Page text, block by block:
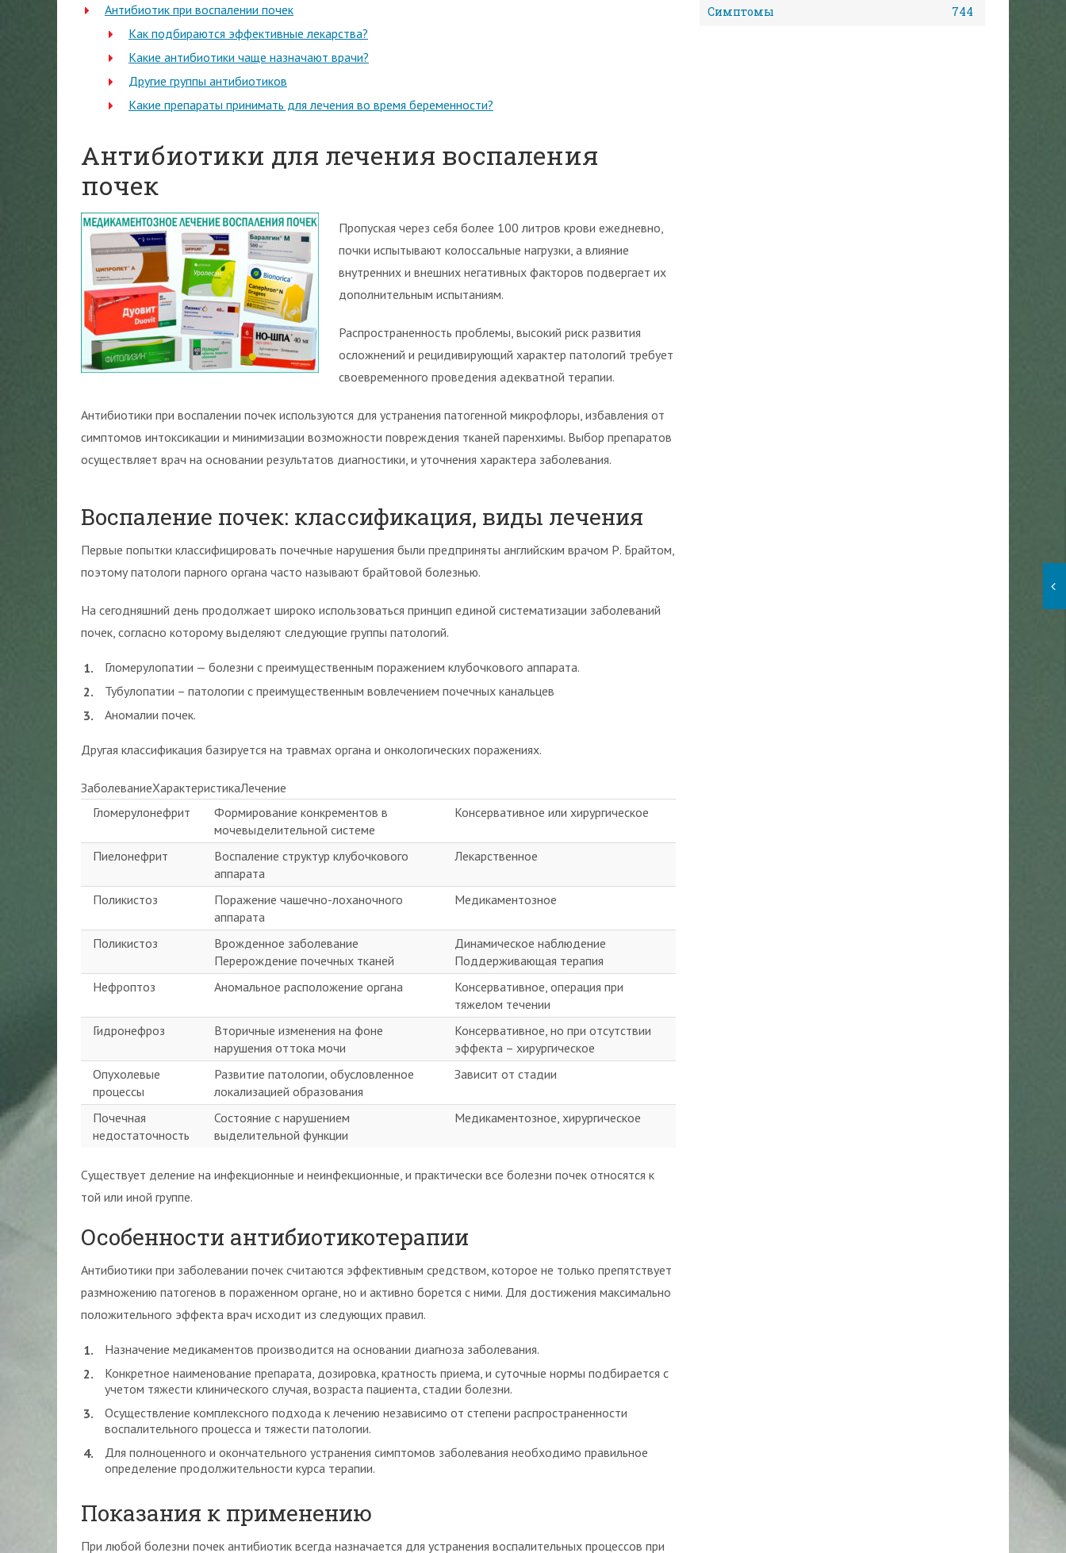
Антибиотик при воспалении почек
Как подбираются эффективные лекарства?
Какие антибиотики чаще назначают врачи?
Другие группы антибиотиков
Какие препараты принимать для лечения во время беременности?
Антибиотики для лечения воспаления
почек
Пропуская через себя более 100 литров крови ежедневно,
почки испытывают колоссальные нагрузки, а влияние
внутренних и внешних негативных факторов подвергает их
дополнительным испытаниям.
Распространенность проблемы, высокий риск развития
осложнений и рецидивирующий характер патологий требует
своевременного проведения адекватной терапии.
Антибиотики при воспалении почек используются для устранения патогенной микрофлоры, избавления от
симптомов интоксикации и минимизации возможности повреждения тканей паренхимы. Выбор препаратов
осуществляет врач на основании результатов диагностики, и уточнения характера заболевания.
Воспаление почек: классификация, виды лечения
Первые попытки классифицировать почечные нарушения были предприняты английским врачом Р. Брайтом,
поэтому патологи парного органа часто называют брайтовой болезнью.
На сегодняшний день продолжает широко использоваться принцип единой систематизации заболеваний
почек, согласно которому выделяют следующие группы патологий.
Гломерулопатии — болезни с преимущественным поражением клубочкового аппарата.
Тубулопатии – патологии с преимущественным вовлечением почечных канальцев
Аномалии почек.
Другая классификация базируется на травмах органа и онкологических поражениях.
ЗаболеваниеХарактеристикаЛечение
Гломерулонефрит
Формирование конкрементов в
мочевыделительной системе
Консервативное или хирургическое
Пиелонефрит
Воспаление структур клубочкового
аппарата
Лекарственное
Поликистоз
Поражение чашечно-лоханочного
аппарата
Медикаментозное
Поликистоз
Врожденное заболевание
Перерождение почечных тканей
Динамическое наблюдение
Поддерживающая терапия
Нефроптоз
Аномальное расположение органа
Консервативное, операция при
тяжелом течении
Гидронефроз
Вторичные изменения на фоне
нарушения оттока мочи
Консервативное, но при отсутствии
эффекта – хирургическое
Опухолевые
процессы
Развитие патологии, обусловленное
локализацией образования
Зависит от стадии
Почечная
недостаточность
Состояние с нарушением
выделительной функции
Медикаментозное, хирургическое
Существует деление на инфекционные и неинфекционные, и практически все болезни почек относятся к
той или иной группе.
Особенности антибиотикотерапии
Антибиотики при заболевании почек считаются эффективным средством, которое не только препятствует
размножению патогенов в пораженном органе, но и активно борется с ними. Для достижения максимально
положительного эффекта врач исходит из следующих правил.
Назначение медикаментов производится на основании диагноза заболевания.
Конкретное наименование препарата, дозировка, кратность приема, и суточные нормы подбирается с
учетом тяжести клинического случая, возраста пациента, стадии болезни.
Осуществление комплексного подхода к лечению независимо от степени распространенности
воспалительного процесса и тяжести патологии.
Для полноценного и окончательного устранения симптомов заболевания необходимо правильное
определение продолжительности курса терапии.
Показания к применению
При любой болезни почек антибиотик всегда назначается для устранения воспалительных процессов при
Симптомы
744